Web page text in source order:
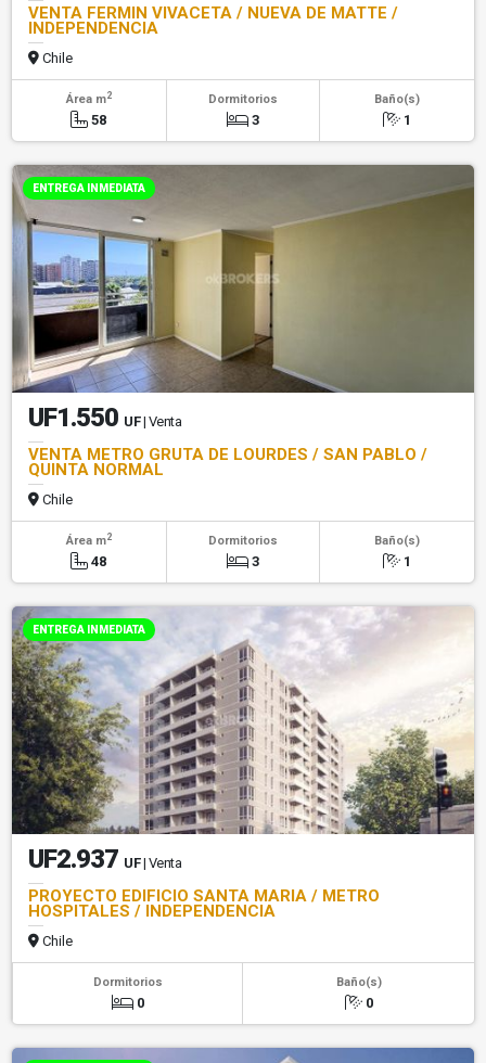
VENTA FERMIN VIVACETA / NUEVA DE MATTE /
INDEPENDENCIA
Chile
Área m2
58
Dormitorios
3
Baño(s)
1
ENTREGA INMEDIATA
UF1.550 UF | Venta
VENTA METRO GRUTA DE LOURDES / SAN PABLO /
QUINTA NORMAL
Chile
Área m2
48
Dormitorios
3
Baño(s)
1
ENTREGA INMEDIATA
UF2.937 UF | Venta
PROYECTO EDIFICIO SANTA MARIA / METRO
HOSPITALES / INDEPENDENCIA
Chile
Dormitorios
0
Baño(s)
0